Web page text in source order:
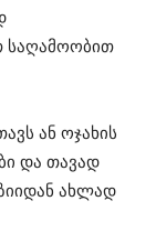
საღამოობით
ან ოჯახის
და თავად
ახლად